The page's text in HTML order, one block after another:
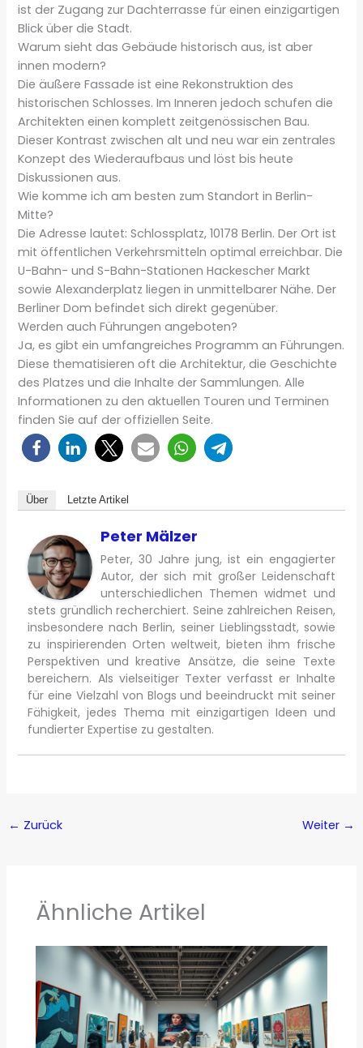
ist der Zugang zur Dachterrasse für einen einzigartigen
Blick über die Stadt.
Warum sieht das Gebäude historisch aus, ist aber
innen modern?
Die äußere Fassade ist eine Rekonstruktion des
historischen Schlosses. Im Inneren jedoch schufen die
Architekten einen komplett zeitgenössischen Bau.
Dieser Kontrast zwischen alt und neu war ein zentrales
Konzept des Wiederaufbaus und löst bis heute
Diskussionen aus.
Wie komme ich am besten zum Standort in Berlin-
Mitte?
Die Adresse lautet: Schlossplatz, 10178 Berlin. Der Ort ist
mit öffentlichen Verkehrsmitteln optimal erreichbar. Die
U-Bahn- und S-Bahn-Stationen Hackescher Markt
sowie Alexanderplatz liegen in unmittelbarer Nähe. Der
Berliner Dom befindet sich direkt gegenüber.
Werden auch Führungen angeboten?
Ja, es gibt ein umfangreiches Programm an Führungen.
Diese thematisieren oft die Architektur, die Geschichte
des Platzes und die Inhalte der Sammlungen. Alle
Informationen zu den aktuellen Touren und Terminen
finden Sie auf der offiziellen Seite.
Über Letzte Artikel
Peter Mälzer
Peter, 30 Jahre jung, ist ein engagierter
Autor, der sich mit großer Leidenschaft
unterschiedlichen Themen widmet und
stets gründlich recherchiert. Seine zahlreichen Reisen,
insbesondere nach Berlin, seiner Lieblingsstadt, sowie
zu inspirierenden Orten weltweit, bieten ihm frische
Perspektiven und kreative Ansätze, die seine Texte
bereichern. Als vielseitiger Texter verfasst er Inhalte
für eine Vielzahl von Blogs und beeindruckt mit seiner
Fähigkeit, jedes Thema mit einzigartigen Ideen und
fundierter Expertise zu gestalten.
← Zurück Weiter →
Ähnliche Artikel